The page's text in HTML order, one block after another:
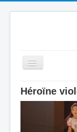
Basculer
la
Accueil
Toku-Actrices
Toku-Critiques
Héroïne